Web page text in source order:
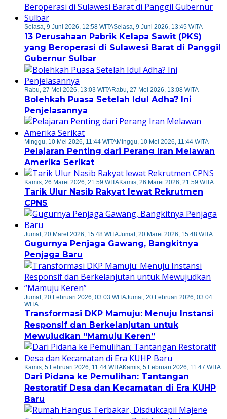
Selasa, 9 Juni 2026, 12:58 WITASelasa, 9 Juni 2026, 13:45 WITA
13 Perusahaan Pabrik Kelapa Sawit (PKS)
yang Beroperasi di Sulawesi Barat di Panggil
Gubernur Sulbar
Rabu, 27 Mei 2026, 13:03 WITARabu, 27 Mei 2026, 13:08 WITA
Bolehkah Puasa Setelah Idul Adha? Ini
Penjelasannya
Minggu, 10 Mei 2026, 11:44 WITAMinggu, 10 Mei 2026, 11:44 WITA
Pelajaran Penting dari Perang Iran Melawan
Amerika Serikat
Kamis, 26 Maret 2026, 21:59 WITAKamis, 26 Maret 2026, 21:59 WITA
Tarik Ulur Nasib Rakyat lewat Rekrutmen
CPNS
Jumat, 20 Maret 2026, 15:48 WITAJumat, 20 Maret 2026, 15:48 WITA
Gugurnya Penjaga Gawang, Bangkitnya
Penjaga Baru
Jumat, 20 Februari 2026, 03:03 WITAJumat, 20 Februari 2026, 03:04
WITA
Transformasi DKP Mamuju: Menuju Instansi
Responsif dan Berkelanjutan untuk
Mewujudkan “Mamuju Keren”
Kamis, 5 Februari 2026, 11:44 WITAKamis, 5 Februari 2026, 11:47 WITA
Dari Pidana ke Pemulihan: Tantangan
Restoratif Desa dan Kecamatan di Era KUHP
Baru